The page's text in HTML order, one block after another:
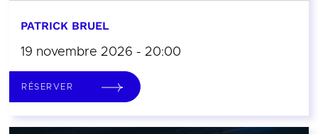
PATRICK BRUEL
19 novembre 2026 - 20:00
RÉSERVER